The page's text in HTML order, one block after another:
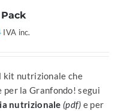
Il
è:
€ 81,44.
IVA inc.
kit nutrizionale che
per la Granfondo! segui
nutrizionale (pdf) e per